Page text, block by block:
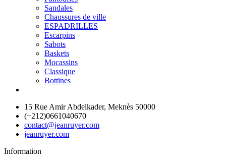
Sandales
Chaussures de ville
ESPADRILLES
Escarpins
Sabots
Baskets
Mocassins
Classique
Bottines
15 Rue Amir Abdelkader, Meknès 50000
(+212)0661040670
contact@jeanruyer.com
jeanruyer.com
Information